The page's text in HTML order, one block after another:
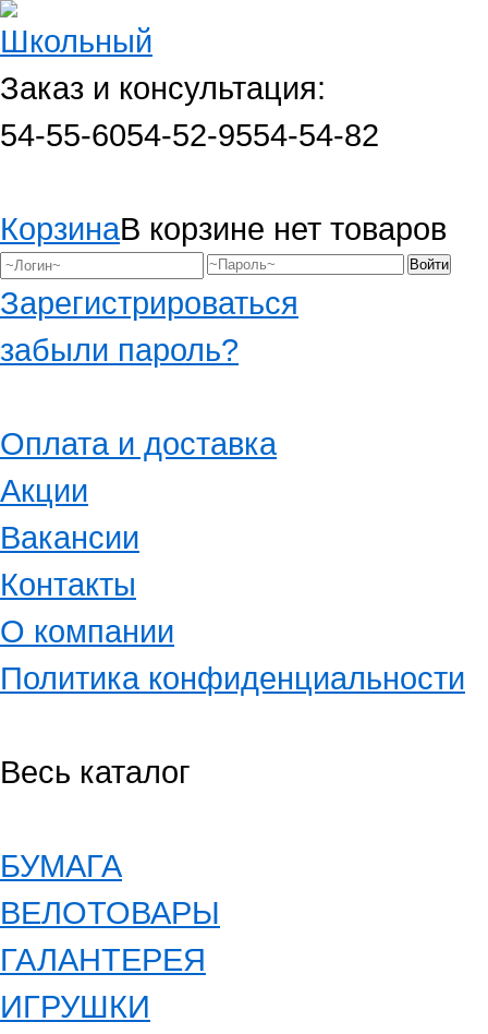
Заказ и консультация:
54-55-6054-52-9554-54-82
КорзинаВ корзине нет товаров
Зарегистрироваться
забыли пароль?
Оплата и доставка
Акции
Вакансии
Контакты
О компании
Политика конфиденциальности
Весь каталог
БУМАГА
ВЕЛОТОВАРЫ
ГАЛАНТЕРЕЯ
ИГРУШКИ